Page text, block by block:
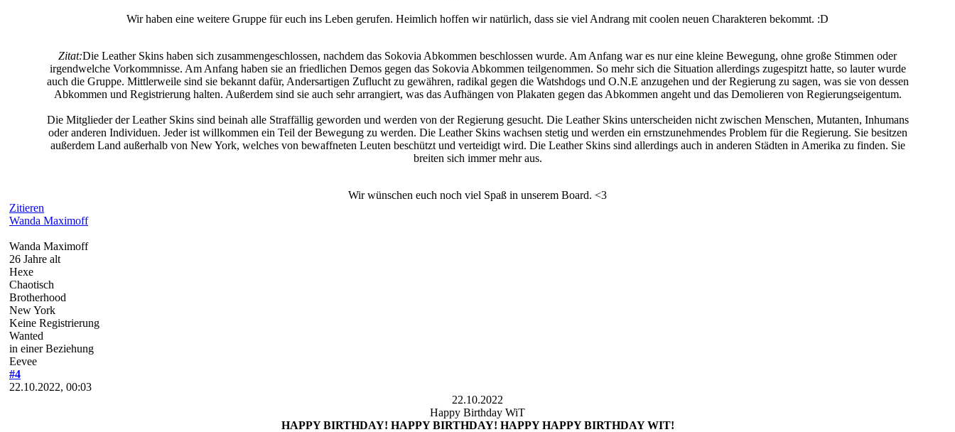
Wir haben eine weitere Gruppe für euch ins Leben gerufen. Heimlich hoffen wir natürlich, dass sie viel Andrang mit coolen neuen Charakteren bekommt. :D
Zitat:Die Leather Skins haben sich zusammengeschlossen, nachdem das Sokovia Abkommen beschlossen wurde. Am Anfang war es nur eine kleine Bewegung, ohne große Stimmen oder
irgendwelche Vorkommnisse. Am Anfang haben sie an friedlichen Demos gegen das Sokovia Abkommen teilgenommen. So mehr sich die Situation allerdings zugespitzt hatte, so lauter wurde
auch die Gruppe. Mittlerweile sind sie bekannt dafür, Andersartigen Zuflucht zu gewähren, radikal gegen die Watshdogs und O.N.E anzugehen und der Regierung zu sagen, was sie von dessen
Abkommen und Registrierung halten. Außerdem sind sie auch sehr arrangiert, was das Aufhängen von Plakaten gegen das Abkommen angeht und das Demolieren von Regierungseigentum.
Die Mitglieder der Leather Skins sind beinah alle Straffällig geworden und werden von der Regierung gesucht. Die Leather Skins unterscheiden nicht zwischen Menschen, Mutanten, Inhumans
oder anderen Individuen. Jeder ist willkommen ein Teil der Bewegung zu werden. Die Leather Skins wachsen stetig und werden ein ernstzunehmendes Problem für die Regierung. Sie besitzen
außerdem Land außerhalb von New York, welches von bewaffneten Leuten beschützt und verteidigt wird. Die Leather Skins sind allerdings auch in anderen Städten in Amerika zu finden. Sie
breiten sich immer mehr aus.
Wir wünschen euch noch viel Spaß in unserem Board. <3
Zitieren
Wanda Maximoff
Wanda Maximoff
26 Jahre alt
Hexe
Chaotisch
Brotherhood
New York
Keine Registrierung
Wanted
in einer Beziehung
Eevee
#4
22.10.2022, 00:03
22.10.2022
Happy Birthday WiT
HAPPY BIRTHDAY! HAPPY BIRTHDAY! HAPPY HAPPY BIRTHDAY WIT!